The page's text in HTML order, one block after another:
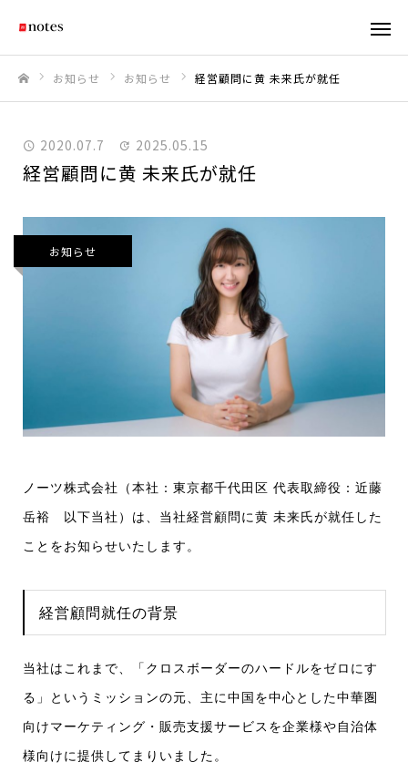
お知らせ お知らせ 経営顧問に黄 未来氏が就任
2020.07.7 2025.05.15
経営顧問に黄 未来氏が就任
お知らせ
ノーツ株式会社（本社：東京都千代田区 代表取締役：近藤
岳裕 以下当社）は、当社経営顧問に黄 未来氏が就任した
ことをお知らせいたします。
経営顧問就任の背景
当社はこれまで、「クロスボーダーのハードルをゼロにす
る」というミッションの元、主に中国を中心とした中華圏
向けマーケティング・販売支援サービスを企業様や自治体
様向けに提供してまりいました。